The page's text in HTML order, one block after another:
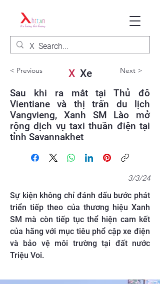
< Previous XXe Next >
Sau khi ra mắt tại Thủ đô
Vientiane và thị trấn du lịch
Vangvieng, Xanh SM Lào mở
rộng dịch vụ taxi thuần điện tại
tỉnh Savannakhet
3/3/24
Sự kiện không chỉ đánh dấu bước phát
triển tiếp theo của thương hiệu Xanh
SM mà còn tiếp tục thể hiện cam kết
của hãng với mục tiêu phổ cập xe điện
và bảo vệ môi trường tại đất nước
Triệu Voi.